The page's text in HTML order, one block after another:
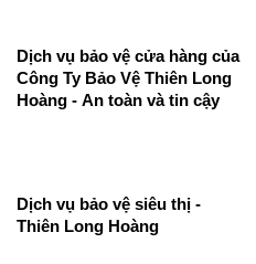
Dịch vụ bảo vệ cửa hàng của
Công Ty Bảo Vệ Thiên Long
Hoàng - An toàn và tin cậy
Dịch vụ bảo vệ siêu thị -
Thiên Long Hoàng